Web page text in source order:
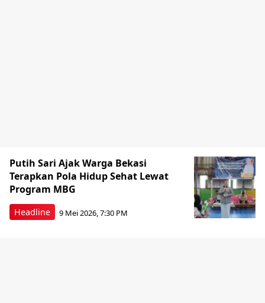
Headline
Putih Sari Ajak Warga Bekasi
Terapkan Pola Hidup Sehat Lewat
Program MBG
9 Mei 2026, 7:30 PM